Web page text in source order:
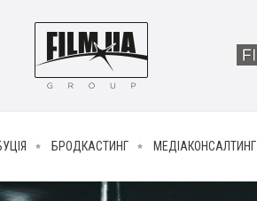
БРОДКАСТИНГ МЕДІАКОНСАЛТИНГ